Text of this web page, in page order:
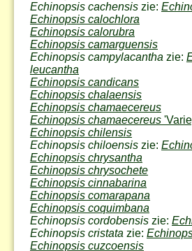
Echinopsis cachensis zie:
Echinopsis calochlora
Echinopsis calorubra
Echinopsis camarguensis
Echinopsis campylacantha zie:
leucantha
Echinopsis candicans
Echinopsis chalaensis
Echinopsis chamaecereus
Echinopsis chamaecereus
Echinopsis chilensis
Echinopsis chiloensis zie:
Echinopsis chrysantha
Echinopsis chrysochete
Echinopsis cinnabarina
Echinopsis comarapana
Echinopsis coquimbana
Echinopsis cordobensis zie:
Echinopsis cristata zie:
Echinopsis cuzcoensis